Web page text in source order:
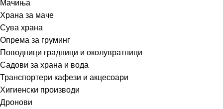
Мачиња
Храна за маче
Сува храна
Опрема за груминг
Поводници градници и околувратници
Садови за храна и вода
Транспортери кафези и акцесоари
Хигиенски производи
Дронови